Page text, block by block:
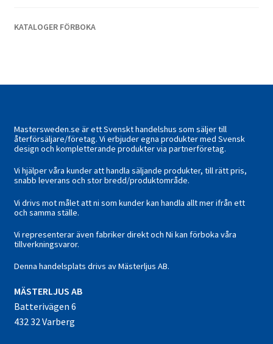
KATALOGER FÖRBOKA
Mastersweden.se är ett Svenskt handelshus som säljer till
återförsäljare/företag. Vi erbjuder egna produkter med Svensk
design och kompletterande produkter via partnerföretag.
Vi hjälper våra kunder att handla säljande produkter, till rätt pris,
snabb leverans och stor bredd/produktområde.
Vi drivs mot målet att ni som kunder kan handla allt mer ifrån ett
och samma ställe.
Vi representerar även fabriker direkt och Ni kan förboka våra
tillverkningsvaror.
Denna handelsplats drivs av Mästerljus AB.
MÄSTERLJUS AB
Batterivägen 6
432 32 Varberg